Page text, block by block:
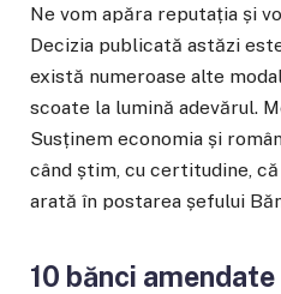
Ne vom apăra reputația și
Decizia publicată astăzi
există numeroase alte
scoate la lumină adevărul.
Susținem economia și
când știm, cu certitudine,
arată în postarea șefului
10 bănci